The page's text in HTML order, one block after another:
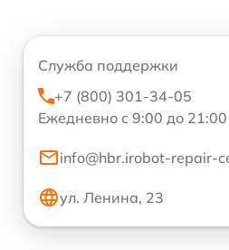
Служба поддержки
+7 (800) 301-34-05
Ежедневно с 9:00 до 21:00
info@hbr.irobot-repair-
ул. Ленина, 23